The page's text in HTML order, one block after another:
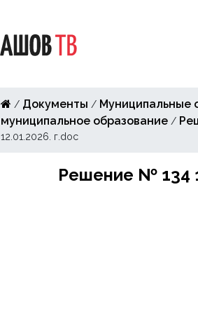
/ Документы / Муниципальные
муниципальное образование /
12.01.2026. г.doc
Решение № 134